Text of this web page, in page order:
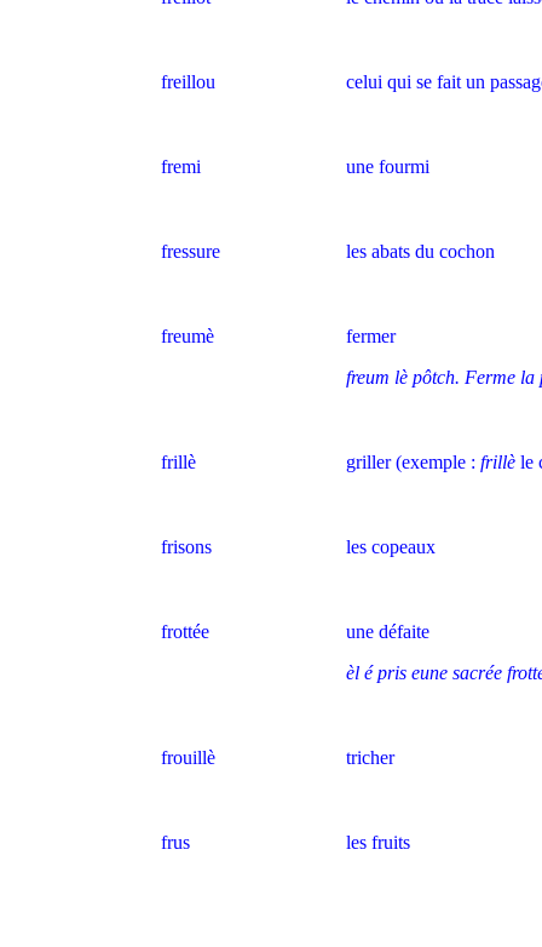
freillou celui qui se fait un
fremi une fourmi
fressure les abats du cochon
freumè
fermer
freum lè pôtch. Ferme la
frillè griller (exemple : frillè le
frisons les copeaux
frottée
une défaite
èl é pris eune sacrée
frouillè tricher
frus les fruits